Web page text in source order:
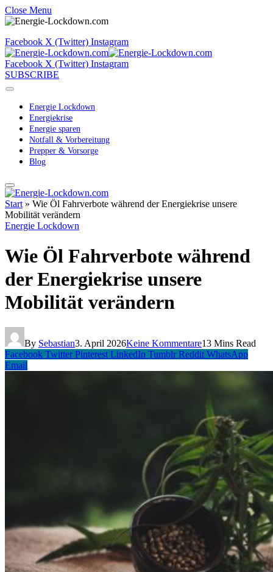
Close Menu
Facebook X (Twitter) Instagram
Facebook X (Twitter) Instagram
SUBSCRIBE
Energie Lockdown
Energiekrise
Energie sparen
Notfall & Vorbereitung
Prepper & Vorsorge
Blog
Start » Wie Öl Fahrverbote während der Energiekrise unsere
Mobilität verändern
Energie Lockdown
Wie Öl Fahrverbote während
der Energiekrise unsere
Mobilität verändern
By Sebastian3. April 2026Keine Kommentare13 Mins Read
Facebook Twitter Pinterest LinkedIn Tumblr Reddit WhatsApp
Email